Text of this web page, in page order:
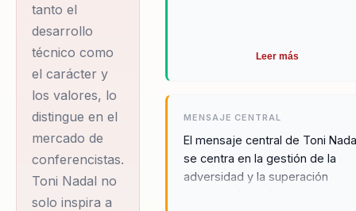
Actualmente, Toni
Nadal es el Director
Deportivo de la Rafa
Nadal Academy,
donde continúa su
labor de formar a
jóvenes talentos.
Además, se ha
consolidado como
tanto el
desarrollo
técnico como
el carácter y
los valores, lo
distingue en el
mercado de
conferencistas.
Toni Nadal no
solo inspira a
Leer más
MENSAJE CENTRAL
El mensaje central de Toni
se centra en la gestión de la
adversidad y la superación